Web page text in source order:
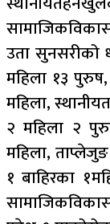
उता सुनसरीको
महिला १३
महिला,
२ महिला २
महिला,
१ बाहिरका